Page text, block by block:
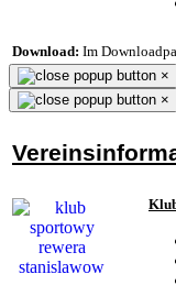
Download: Im
×
×